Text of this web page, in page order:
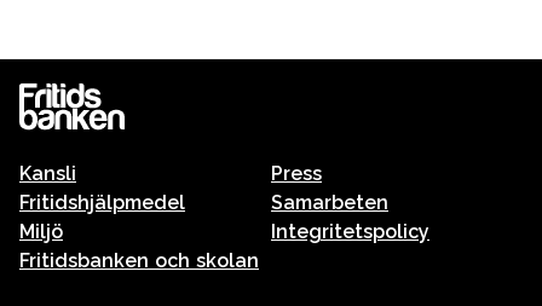
Kansli
Press
Fritidshjälpmedel
Samarbeten
Miljö
Integritetspolicy
Fritidsbanken och skolan